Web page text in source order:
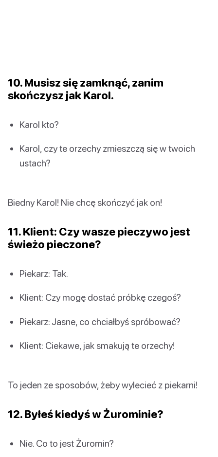
10. Musisz się zamknąć, zanim
skończysz jak Karol.
Karol kto?
Karol, czy te orzechy zmieszczą się w twoich
ustach?
Biedny Karol! Nie chcę skończyć jak on!
11. Klient: Czy wasze pieczywo jest
świeżo pieczone?
Piekarz: Tak.
Klient: Czy mogę dostać próbkę czegoś?
Piekarz: Jasne, co chciałbyś spróbować?
Klient: Ciekawe, jak smakują te orzechy!
To jeden ze sposobów, żeby wylecieć z piekarni!
12. Byłeś kiedyś w Żurominie?
Nie. Co to jest Żuromin?